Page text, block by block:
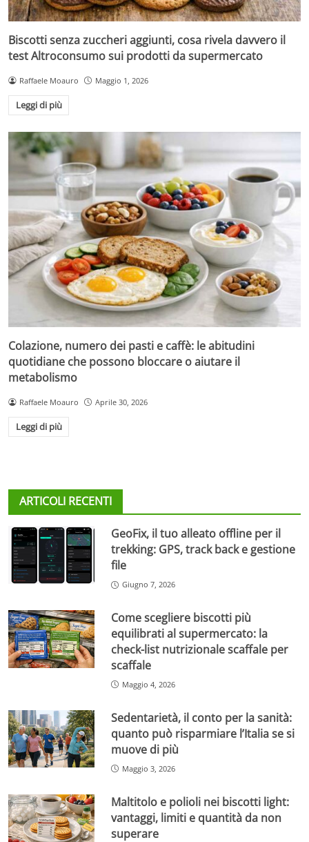
Biscotti senza zuccheri aggiunti, cosa rivela davvero il
test Altroconsumo sui prodotti da supermercato
Raffaele Moauro Maggio 1, 2026
Leggi di più
Colazione, numero dei pasti e caffè: le abitudini
quotidiane che possono bloccare o aiutare il
metabolismo
Raffaele Moauro Aprile 30, 2026
Leggi di più
ARTICOLI RECENTI
GeoFix, il tuo alleato offline per il
trekking: GPS, track back e gestione
file
Giugno 7, 2026
Come scegliere biscotti più
equilibrati al supermercato: la
check-list nutrizionale scaffale per
scaffale
Maggio 4, 2026
Sedentarietà, il conto per la sanità:
quanto può risparmiare l’Italia se si
muove di più
Maggio 3, 2026
Maltitolo e polioli nei biscotti light:
vantaggi, limiti e quantità da non
superare